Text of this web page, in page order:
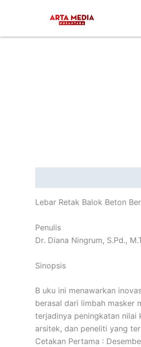
Lebar Retak Balok Beton
Penulis
Dr. Diana Ningrum, S.Pd.,
Sinopsis
B uku ini menawarkan
berasal dari limbah masker
terjadinya peningkatan nilai
arsitek, dan peneliti yang
Cetakan Pertama :